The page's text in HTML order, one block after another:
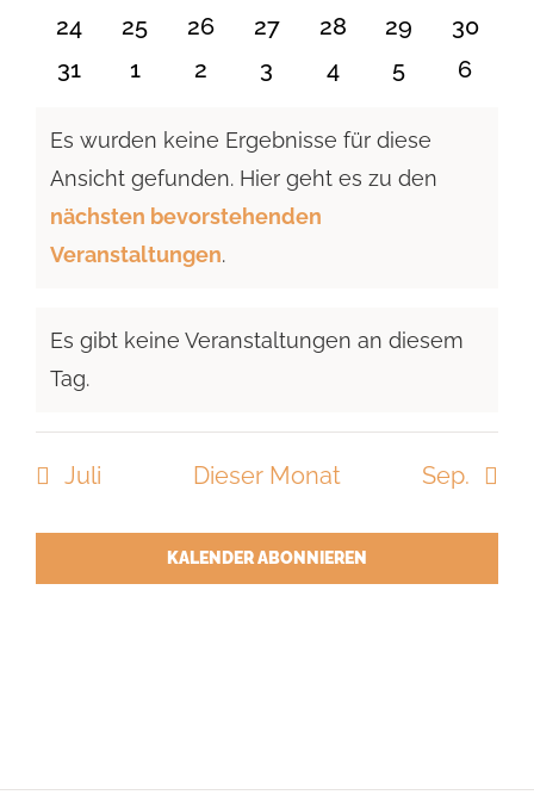
Veranstaltungen
Veranstaltungen
Veranstaltungen
Veranstaltungen
Veranstaltungen
0
Veranstaltungen
24
0
Veranstaltungen
25
0
Veranstaltungen
26
0
Veranstaltungen
27
0
Veranstaltungen
28
0
29
0
30
0
31
0
1
0
2
0
3
0
4
0
5
0
6
Hinweis
Es wurden keine Ergebnisse für diese
Ansicht gefunden. Hier geht es zu den
nächsten bevorstehenden
Veranstaltungen.
Hinweis
Es gibt keine Veranstaltungen an diesem
Tag.
Juli Dieser Monat Sep.
KALENDER ABONNIEREN